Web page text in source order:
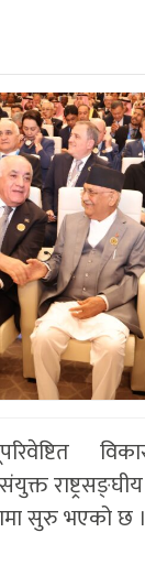
सुरु भएको छ